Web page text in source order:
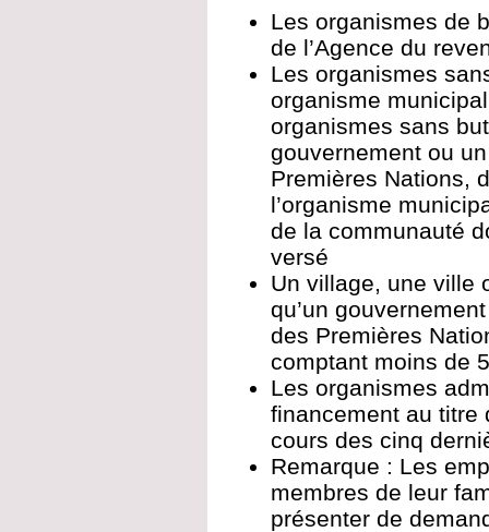
Les organismes de
de l’Agence du
Les organismes
organisme
organismes sans
gouvernement ou
Premières Nations,
l’organisme
de la communauté
versé
Un village, une ville
qu’un
des Premières
comptant moins de
Les organismes
financement au titre
cours des cinq
Remarque : Les
membres de leur
présenter de